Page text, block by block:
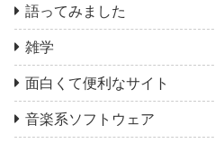
語ってみました
雑学
面白くて便利なサイト
音楽系ソフトウェア